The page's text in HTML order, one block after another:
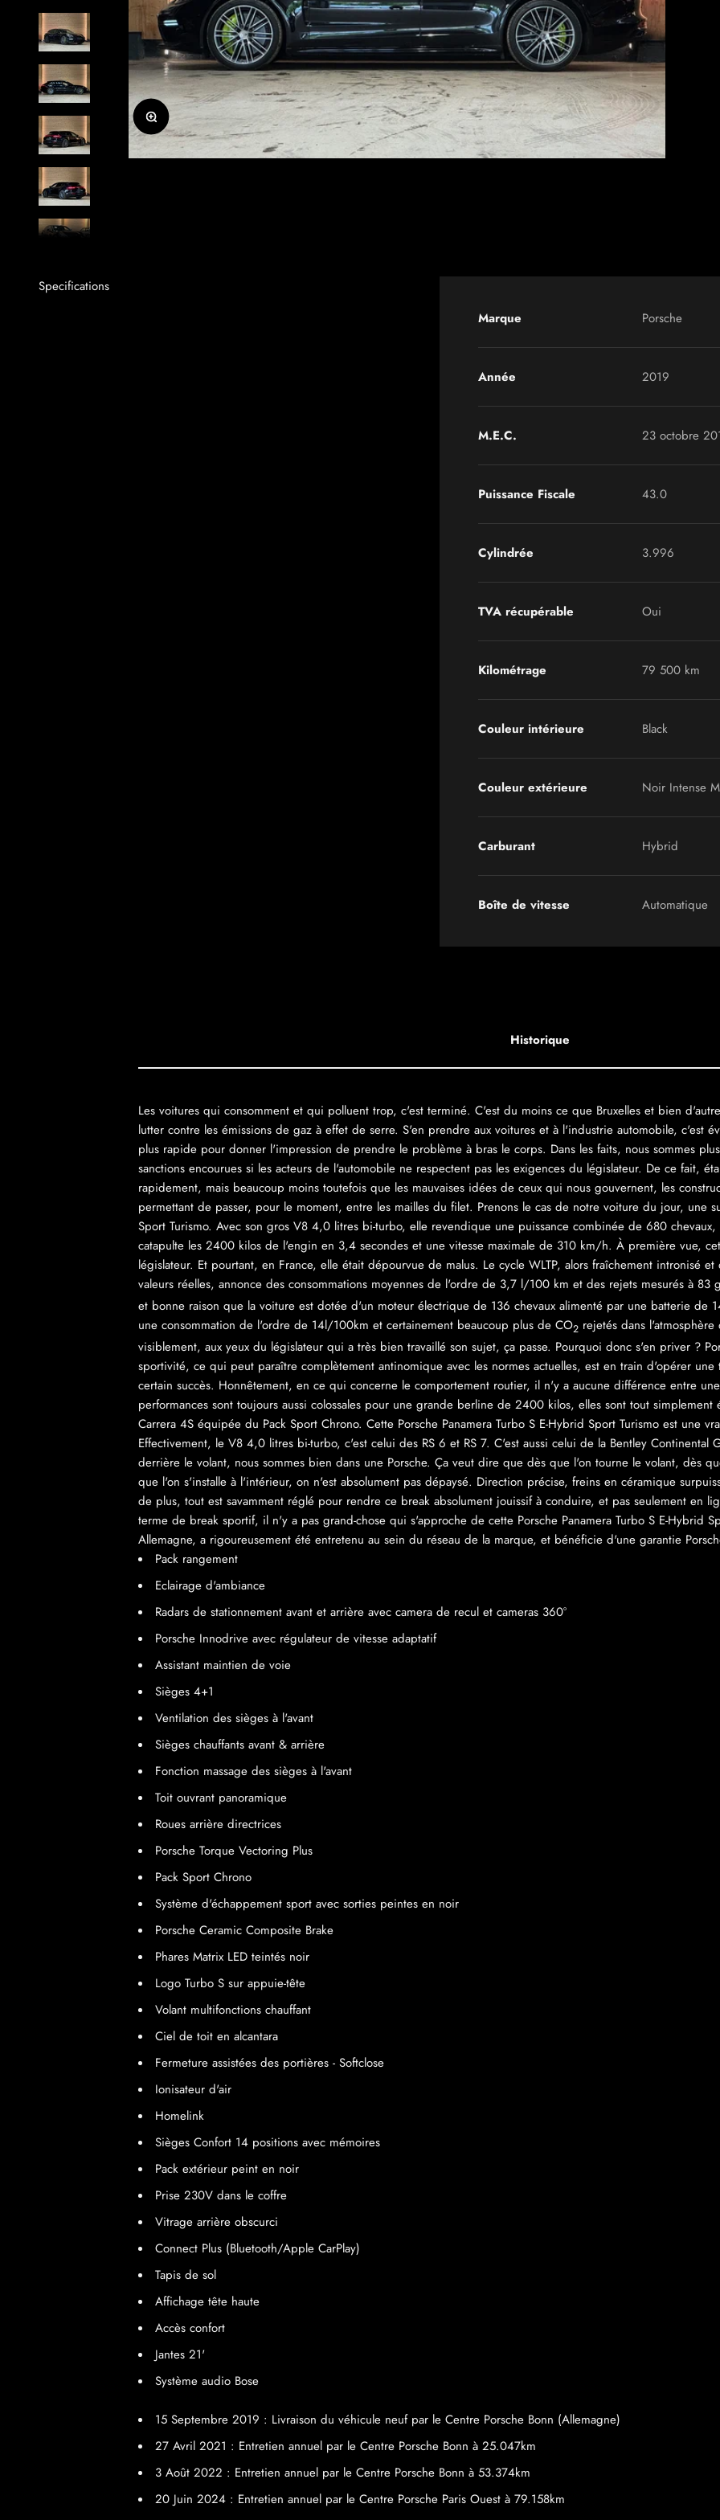
Zoomer sur l'image
Specifications
Marque
Porsche
Année 2019
M.E.C. 23 octobre
Puissance Fiscale 43.0
Cylindrée 3.996
TVA récupérable Oui
Kilométrage 79 500 km
Couleur intérieure Black
Couleur extérieure Noir Intense
Carburant Hybrid
Boîte de vitesse Automatique
Historique
Les voitures qui consomment et qui polluent trop, c'est terminé. C'est du moins ce que Bruxelles et bien
lutter contre les émissions de gaz à effet de serre. S'en prendre aux voitures et à l'industrie automobile, c'est
plus rapide pour donner l'impression de prendre le problème à bras le corps. Dans les faits, nous sommes
sanctions encourues si les acteurs de l'automobile ne respectent pas les exigences du législateur. De ce fait,
rapidement, mais beaucoup moins toutefois que les mauvaises idées de ceux qui nous gouvernent, les
permettant de passer, pour le moment, entre les mailles du filet. Prenons le cas de notre voiture du jour, une
Sport Turismo. Avec son gros V8 4,0 litres bi-turbo, elle revendique une puissance combinée de 680
catapulte les 2400 kilos de l'engin en 3,4 secondes et une vitesse maximale de 310 km/h. À première vue,
législateur. Et pourtant, en France, elle était dépourvue de malus. Le cycle WLTP, alors fraîchement intronisé
valeurs réelles, annonce des consommations moyennes de l'ordre de 3,7 l/100 km et des rejets mesurés à
et bonne raison que la voiture est dotée d'un moteur électrique de 136 chevaux alimenté par une batterie de
une consommation de l'ordre de 14l/100km et certainement beaucoup plus de CO2 rejetés dans
visiblement, aux yeux du législateur qui a très bien travaillé son sujet, ça passe. Pourquoi donc s'en priver ?
sportivité, ce qui peut paraître complètement antinomique avec les normes actuelles, est en train d'opérer une
certain succès. Honnêtement, en ce qui concerne le comportement routier, il n'y a aucune différence entre
performances sont toujours aussi colossales pour une grande berline de 2400 kilos, elles sont tout
Carrera 4S équipée du Pack Sport Chrono. Cette Porsche Panamera Turbo S E-Hybrid Sport Turismo est une
Effectivement, le V8 4,0 litres bi-turbo, c'est celui des RS 6 et RS 7. C'est aussi celui de la Bentley Continental
derrière le volant, nous sommes bien dans une Porsche. Ça veut dire que dès que l'on tourne le volant, dès
que l'on s'installe à l'intérieur, on n'est absolument pas dépaysé. Direction précise, freins en céramique
de plus, tout est savamment réglé pour rendre ce break absolument jouissif à conduire, et pas seulement en
terme de break sportif, il n'y a pas grand-chose qui s'approche de cette Porsche Panamera Turbo S E-Hybrid
Allemagne, a rigoureusement été entretenu au sein du réseau de la marque, et bénéficie d'une garantie
Pack rangement
Eclairage d'ambiance
Radars de stationnement avant et arrière avec camera de recul et cameras 360°
Porsche Innodrive avec régulateur de vitesse adaptatif
Assistant maintien de voie
Sièges 4+1
Ventilation des sièges à l'avant
Sièges chauffants avant & arrière
Fonction massage des sièges à l'avant
Toit ouvrant panoramique
Roues arrière directrices
Porsche Torque Vectoring Plus
Pack Sport Chrono
Système d'échappement sport avec sorties peintes en noir
Porsche Ceramic Composite Brake
Phares Matrix LED teintés noir
Logo Turbo S sur appuie-tête
Volant multifonctions chauffant
Ciel de toit en alcantara
Fermeture assistées des portières - Softclose
Ionisateur d'air
Homelink
Sièges Confort 14 positions avec mémoires
Pack extérieur peint en noir
Prise 230V dans le coffre
Vitrage arrière obscurci
Connect Plus (Bluetooth/Apple CarPlay)
Tapis de sol
Affichage tête haute
Accès confort
Jantes 21'
Système audio Bose
15 Septembre 2019 : Livraison du véhicule neuf par le Centre Porsche Bonn (Allemagne)
27 Avril 2021 : Entretien annuel par le Centre Porsche Bonn à 25.047km
3 Août 2022 : Entretien annuel par le Centre Porsche Bonn à 53.374km
20 Juin 2024 : Entretien annuel par le Centre Porsche Paris Ouest à 79.158km